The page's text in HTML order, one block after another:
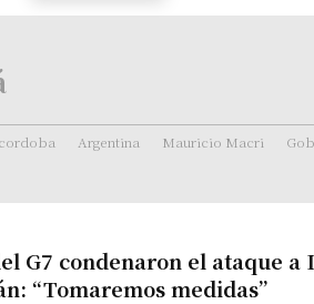
Argentina Mauricio Macri
G7 condenaron el ataque a
“Tomaremos medidas”